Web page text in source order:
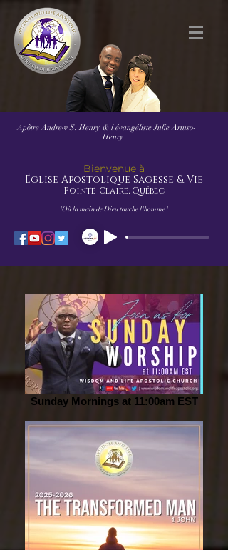
Apôtre Andrew S. Henry & l'évangéliste Julie Artuso-
Henry
Bienvenue à
Église Apostolique Sagesse & Vie
Pointe-Claire, Québec
"Où la main de Dieu touche l'homme"
Sunday Mornings at 11:00am EST